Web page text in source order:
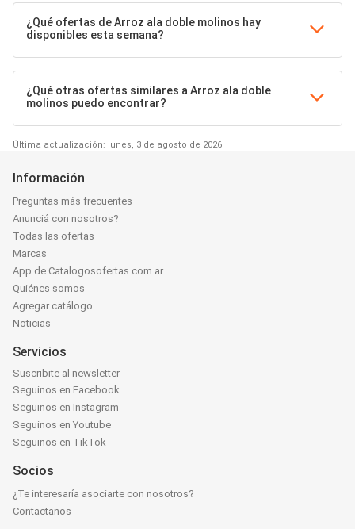
¿Qué ofertas de Arroz ala doble molinos hay
disponibles esta semana?
¿Qué otras ofertas similares a Arroz ala doble
molinos puedo encontrar?
Última actualización: lunes, 3 de agosto de 2026
Información
Preguntas más frecuentes
Anunciá con nosotros?
Todas las ofertas
Marcas
App de Catalogosofertas.com.ar
Quiénes somos
Agregar catálogo
Noticias
Servicios
Suscribite al newsletter
Seguinos en Facebook
Seguinos en Instagram
Seguinos en Youtube
Seguinos en TikTok
Socios
¿Te interesaría asociarte con nosotros?
Contactanos